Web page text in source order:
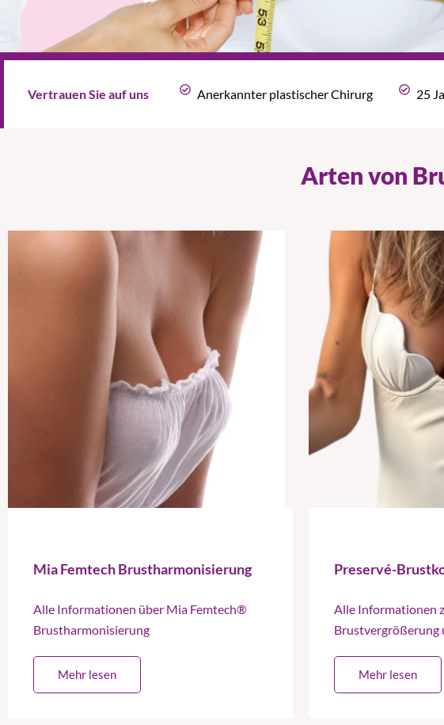
Vertrauen Sie auf uns Anerkannter plastischer Chirurg 25
Arten von
Mia Femtech Brustharmonisierung
Alle Informationen über Mia Femtech®
Brustharmonisierung
Mehr lesen
Preservé-
Alle Informationen
Brustvergrößerung
Mehr lesen